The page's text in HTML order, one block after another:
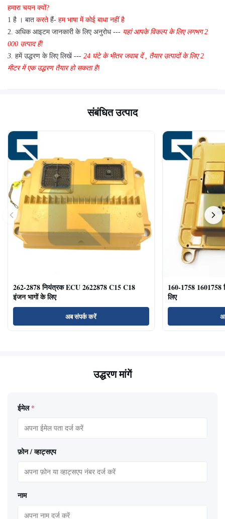
आप स्टॉक में की जरूरत है
हमारा चयन क्यों?
1 है । बात करते हैं- हम भाषा में कोई बाधा नहीं है
2. अधिक आइटम जानकारी के लिए अनुरोध --- यहां आपके विकल्प के लिए लगभग 2
000 उत्पाद हैं!
3. हमें उद्धरण के लिए लिखें --- 24 घंटे के भीतर जवाब दें , तैयार उत्पादों के लिए 2
मीटर में एक उद्धरण तैयार हो सकता है!
संबंधित उत्पाद
262-2878 नियंत्रक ECU 2622878 C15 C18
इंजन भागों के लिए
अब संपर्क करें
160-1758
लिए
उद्धरण मांगें
ईमेल *
फ़ोन / व्हाट्सएप
नाम